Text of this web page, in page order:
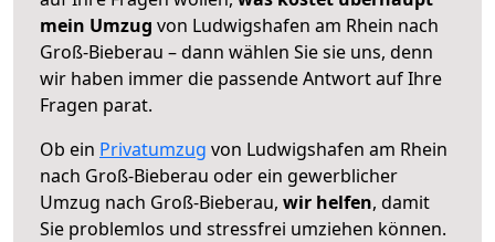
mein Umzug von Ludwigshafen am Rhein nach
Groß-Bieberau – dann wählen Sie sie uns, denn
wir haben immer die passende Antwort auf Ihre
Fragen parat.
Ob ein Privatumzug von Ludwigshafen am Rhein
nach Groß-Bieberau oder ein gewerblicher
Umzug nach Groß-Bieberau, wir helfen, damit
Sie problemlos und stressfrei umziehen können.